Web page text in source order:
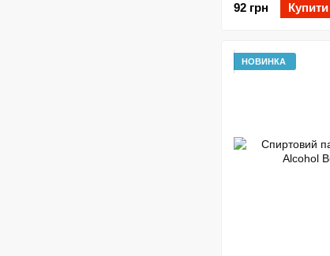
92 грн
Купити
НОВИНКА